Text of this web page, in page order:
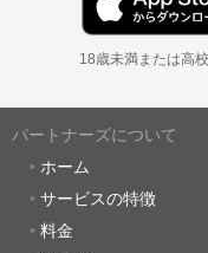
18歳未満または高
パートナーズについて
ホーム
サービスの特徴
料金